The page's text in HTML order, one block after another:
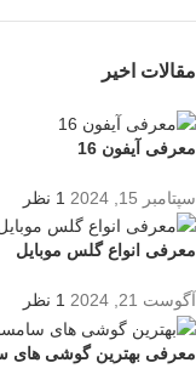
مقالات اخیر
معرفی آیفون 16
سپتامبر 15, 2024 1 نظر
معرفی انواع گلس موبایل
آگوست 21, 2024 1 نظر
معرفی بهترین گوشی های